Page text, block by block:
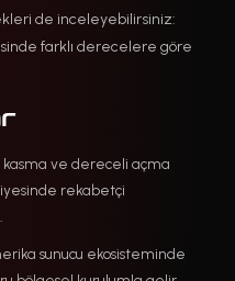
de inceleyebilirsiniz:
farklı derecelere göre
kasma ve dereceli açma
rekabetçi
sunucu ekosisteminde